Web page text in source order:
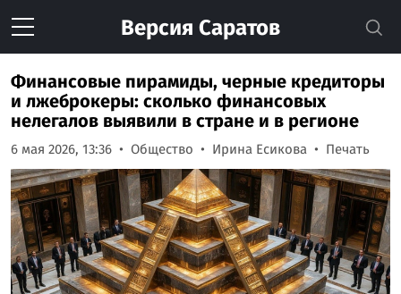
Версия Саратов
Финансовые пирамиды, черные кредиторы
и лжеброкеры: сколько финансовых
нелегалов выявили в стране и в регионе
6 мая 2026, 13:36 Общество Ирина Есикова Печать